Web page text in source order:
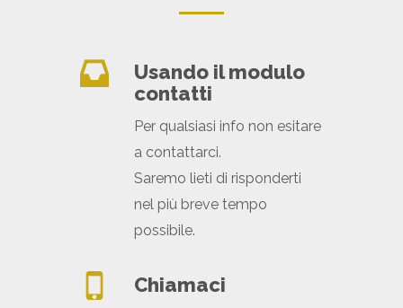
Usando il modulo
contatti
Per qualsiasi info non esitare
a contattarci.
Saremo lieti di risponderti
nel più breve tempo
possibile.
Chiamaci